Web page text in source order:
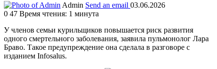
Admin Send an email 03.06.2026
0 47 Время чтения: 1 минута
У членов семьи курильщиков повышается риск развития
одного смертельного заболевания, заявила пульмонолог Лара
Браво. Такое предупреждение она сделала в разговоре с
изданием Infosalus.